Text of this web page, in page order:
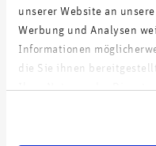
unserer Website an
Werbung und Analysen
Informationen
die Sie ihnen
Ihrer Nutzung der Dienste
Commercial &